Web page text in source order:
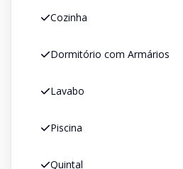
Cozinha
Dormitório com Armários
Lavabo
Piscina
Quintal